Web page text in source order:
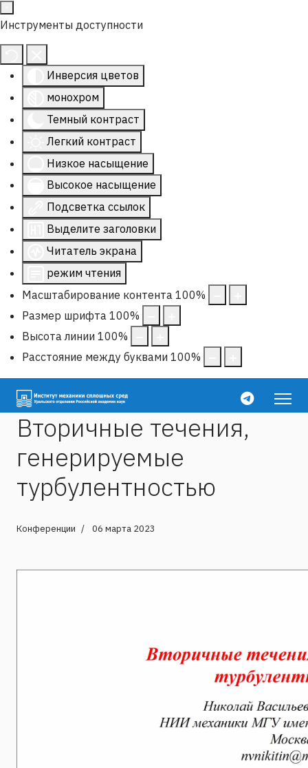
Инструменты доступности
Инверсия цветов
монохром
Темный контраст
Легкий контраст
Низкое насыщение
Высокое насыщение
Подсветка ссылок
Выделите заголовки
Читатель экрана
режим чтения
Масштабирование контента 100%
Размер шрифта 100%
Высота линии 100%
Расстояние между буквами 100%
Вторичные течения,
генерируемые
турбулентностью
Конференции 06 марта 2023